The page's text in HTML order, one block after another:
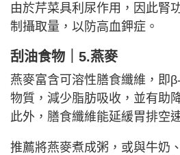
由於芹菜具利尿作用，因此腎
制攝取量，以防高血鉀症。
刮油食物｜5.燕麥
燕麥富含可溶性膳食纖維，即
物質，減少脂肪吸收，並有助
此外，膳食纖維能延緩胃排空
推薦將燕麥煮成粥，或與牛奶